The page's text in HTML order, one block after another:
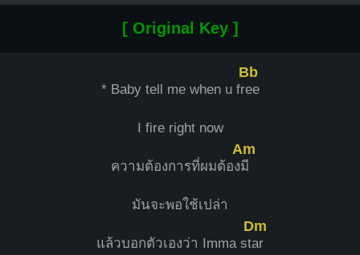
[ Original Key ]
* Baby tell me when u fr
Bb
ee
I fire right now
ความต้องการที่ผมต้อง
Am
มี
มันจะพอใช้เปล่า
แล้วบอกตัวเองว่า Imma st
Dm
ar